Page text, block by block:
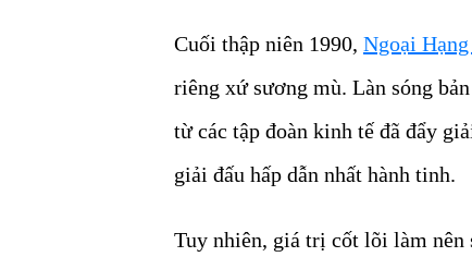
Cuối thập niên 1990, Ngoại
riêng xứ sương mù. Làn sóng
từ các tập đoàn kinh tế đã đẩy
giải đấu hấp dẫn nhất hành tinh.
Tuy nhiên, giá trị cốt lõi làm nên